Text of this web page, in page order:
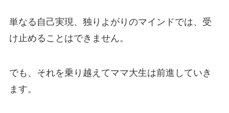
単なる自己実現、独りよがりのマインドでは、受
け止めることはできません。
でも、それを乗り越えてママ大生は前進していき
ます。